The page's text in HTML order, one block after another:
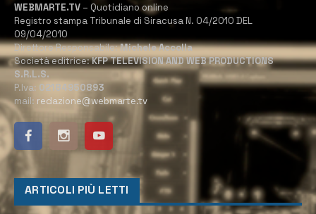
WEBMARTE.TV – Quotidiano online
Registro stampa Tribunale di Siracusa N. 04/2010 DEL
09/04/2010
Direttore Responsabile:Michele Accolla
Società editrice:KFP TELEVISION AND WEB PRODUCTIONS
S.R.L.S.
P.Iva: 02184950893
mail: redazione@webmarte.tv
ARTICOLI PIÙ LETTI